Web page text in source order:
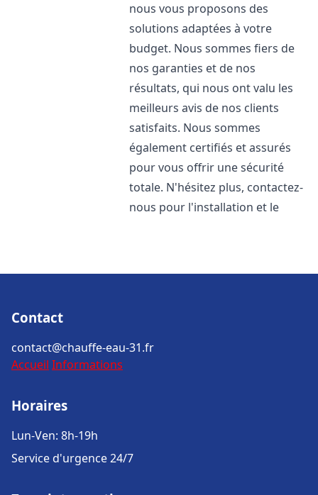
nous vous proposons des
solutions adaptées à votre
budget. Nous sommes fiers de
nos garanties et de nos
résultats, qui nous ont valu les
meilleurs avis de nos clients
satisfaits. Nous sommes
également certifiés et assurés
pour vous offrir une sécurité
totale. N'hésitez plus, contactez-
nous pour l'installation et le
Contact
contact@chauffe-eau-31.fr
Accueil Informations
Horaires
Lun-Ven: 8h-19h
Service d'urgence 24/7